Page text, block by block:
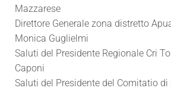
Mazzarese
Direttore Generale zona distretto
Monica Guglielmi
Saluti del Presidente Regionale Cri
Caponi
Saluti del Presidente del Comitatio di